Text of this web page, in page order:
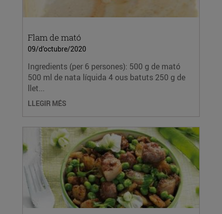
Flam de mató
09/d’octubre/2020
Ingredients (per 6 persones): 500 g de mató
500 ml de nata líquida 4 ous batuts 250 g de
llet...
LLEGIR MÉS